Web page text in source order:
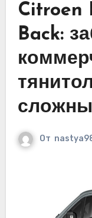
Citroen
Back:
От